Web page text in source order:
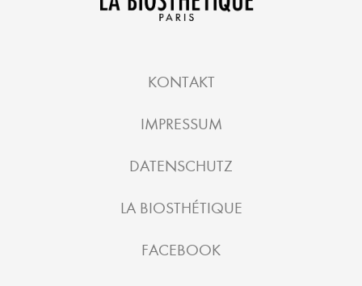
KONTAKT
IMPRESSUM
DATENSCHUTZ
LA BIOSTHÉTIQUE
FACEBOOK